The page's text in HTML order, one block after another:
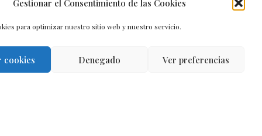
Gestionar el Consentimiento de las Cookies
para optimizar nuestro sitio web y nuestro servicio.
cookies Denegado Ver preferencias